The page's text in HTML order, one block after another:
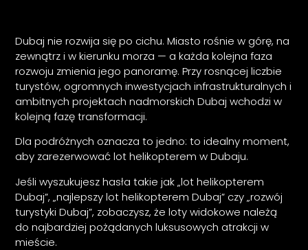
Dubaj nie rozwija się po cichu. Miasto rośnie w górę, na
zewnątrz i w kierunku morza — a każda kolejna faza
rozwoju zmienia jego panoramę. Przy rosnącej liczbie
turystów, ogromnych inwestycjach infrastrukturalnych i
ambitnych projektach nadmorskich Dubaj wchodzi w
kolejną fazę transformacji.
Dla podróżnych oznacza to jedno: to idealny moment,
aby zarezerwować lot helikopterem w Dubaju.
Jeśli wyszukujesz hasła takie jak „lot helikopterem
Dubaj”, „najlepszy lot helikopterem Dubaj” czy „rozwój
turystyki Dubaj”, zobaczysz, że loty widokowe należą
do najbardziej pożądanych luksusowych atrakcji w
mieście.